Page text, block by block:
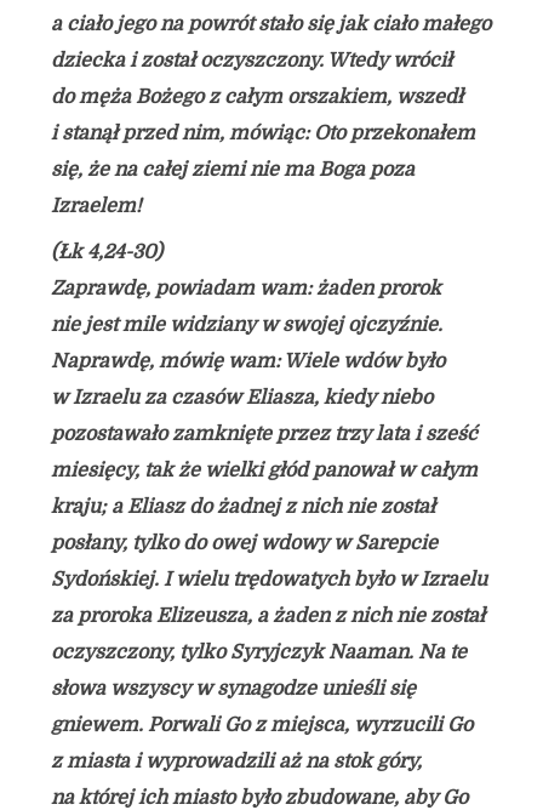
a ciało jego na powrót stało się jak ciało małego
dziecka i został oczyszczony. Wtedy wrócił
do męża Bożego z całym orszakiem, wszedł
i stanął przed nim, mówiąc: Oto przekonałem
się, że na całej ziemi nie ma Boga poza
Izraelem!
(Łk 4,24-30)
Zaprawdę, powiadam wam: żaden prorok
nie jest mile widziany w swojej ojczyźnie.
Naprawdę, mówię wam: Wiele wdów było
w Izraelu za czasów Eliasza, kiedy niebo
pozostawało zamknięte przez trzy lata i sześć
miesięcy, tak że wielki głód panował w całym
kraju; a Eliasz do żadnej z nich nie został
posłany, tylko do owej wdowy w Sarepcie
Sydońskiej. I wielu trędowatych było w Izraelu
za proroka Elizeusza, a żaden z nich nie został
oczyszczony, tylko Syryjczyk Naaman. Na te
słowa wszyscy w synagodze unieśli się
gniewem. Porwali Go z miejsca, wyrzucili Go
z miasta i wyprowadzili aż na stok góry,
na której ich miasto było zbudowane, aby Go